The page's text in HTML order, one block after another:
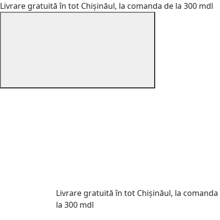
Livrare gratuită în tot Chișinăul, la comanda de la 300 mdl
Livrare gratuită în tot Chișinăul, la comanda
la 300 mdl